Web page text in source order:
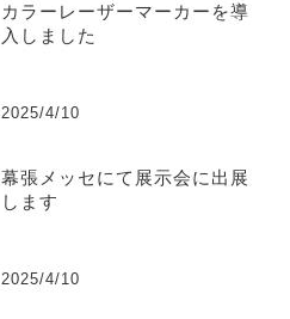
カラーレーザーマーカーを導
入しました
2025/4/10
幕張メッセにて展示会に出展
します
2025/4/10